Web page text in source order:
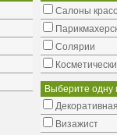
Салоны
Солярии
Выберите одну
Визажист